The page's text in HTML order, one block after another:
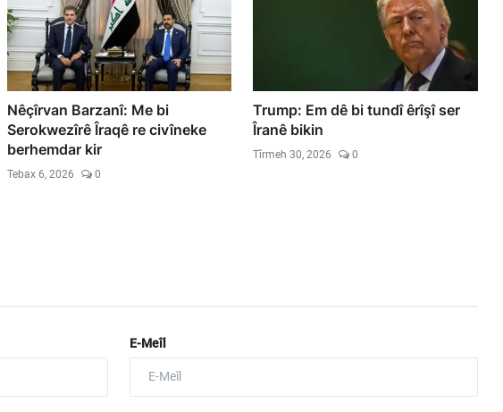
Nêçîrvan Barzanî: Me bi
Serokwezîrê Îraqê re civîneke
berhemdar kir
Tebax 6, 2026 0
Trump: Em dê bi tundî êrîşî ser
Îranê bikin
Tîrmeh 30, 2026 0
E-Meîl